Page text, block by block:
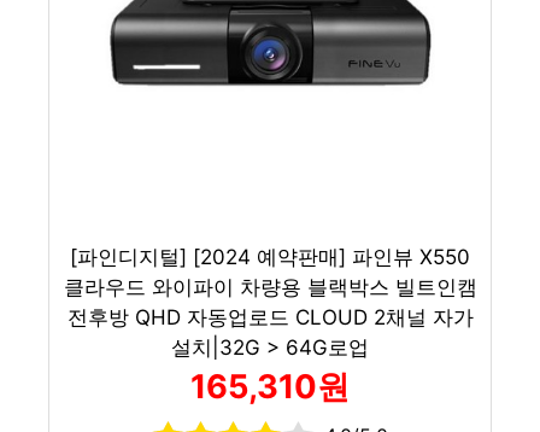
[파인디지털] [2024 예약판매] 파인뷰 X550
클라우드 와이파이 차량용 블랙박스 빌트인캠
전후방 QHD 자동업로드 CLOUD 2채널 자가
설치|32G > 64G로업
165,310원